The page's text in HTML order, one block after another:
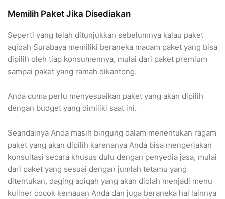
Memilih Paket Jika Disediakan
Seperti yang telah ditunjukkan sebelumnya kalau paket
aqiqah Surabaya memiliki beraneka macam paket yang bisa
dipilih oleh tiap konsumennya, mulai dari paket premium
sampai paket yang ramah dikantong.
Anda cuma perlu menyesuaikan paket yang akan dipilih
dengan budget yang dimiliki saat ini.
Seandainya Anda masih bingung dalam menentukan ragam
paket yang akan dipilih karenanya Anda bisa mengerjakan
konsultasi secara khusus dulu dengan penyedia jasa, mulai
dari paket yang sesuai dengan jumlah tetamu yang
ditentukan, daging aqiqah yang akan diolah menjadi menu
kuliner cocok kemauan Anda dan juga beraneka hal lainnya